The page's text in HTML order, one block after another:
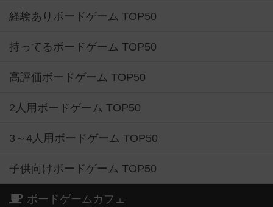
経験ありボードゲーム TOP50
持ってるボードゲーム TOP50
高評価ボードゲーム TOP50
2人用ボードゲーム TOP50
3～4人用ボードゲーム TOP50
子供向けボードゲーム TOP50
ボードゲームカフェ